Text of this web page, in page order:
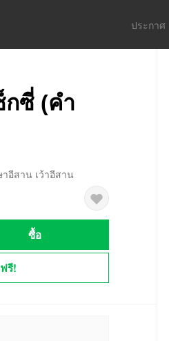
ประกาศ
กซี่ (คำ
อีสาน เว้าอีสาน
ซื้อ
รี!